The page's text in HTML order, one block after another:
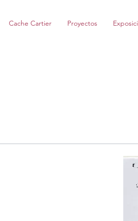
Cache Cartier Proyectos